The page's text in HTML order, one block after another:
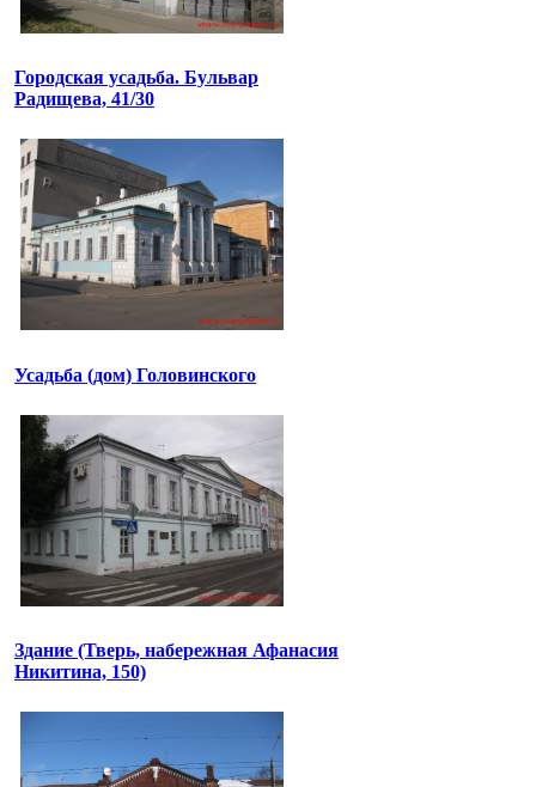
Городская усадьба. Бульвар
Радищева, 41/30
Усадьба (дом) Головинского
Здание (Тверь, набережная Афанасия
Никитина, 150)